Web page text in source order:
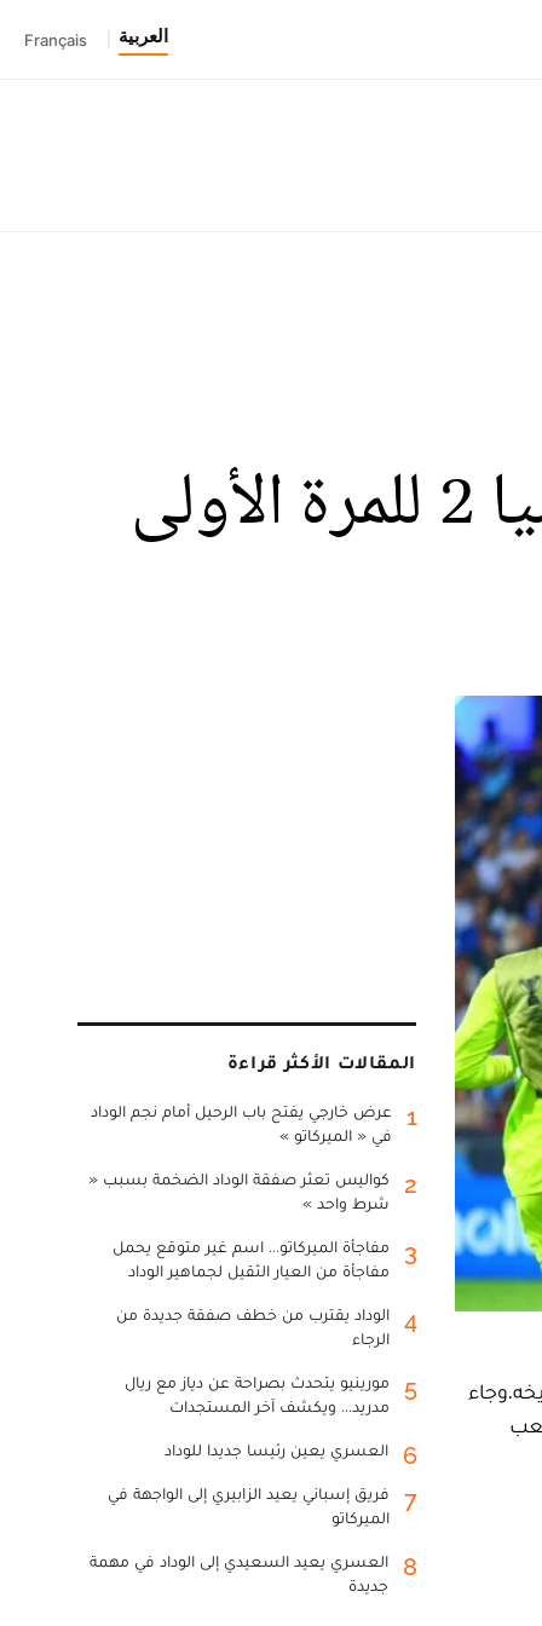
العربية Français
نادي الشارقة يتوج بطلا لدوري أبطال آسيا 2 للمرة الأولى
الأولى في تاريخه.وجاء
بملعب
المقالات الأكثر قراءة
1
عرض خارجي يفتح باب الرحيل أمام نجم الوداد
في « الميركاتو »
2
كواليس تعثر صفقة الوداد الضخمة بسبب «
شرط واحد »
3
مفاجأة الميركاتو... اسم غير متوقع يحمل
مفاجأة من العيار الثقيل لجماهير الوداد
4
الوداد يقترب من خطف صفقة جديدة من
الرجاء
5
مورينيو يتحدث بصراحة عن دياز مع ريال
مدريد... ويكشف آخر المستجدات
6 العسري يعين رئيسا جديدا للوداد
7
فريق إسباني يعيد الزابيري إلى الواجهة في
الميركاتو
8
العسري يعيد السعيدي إلى الوداد في مهمة
جديدة